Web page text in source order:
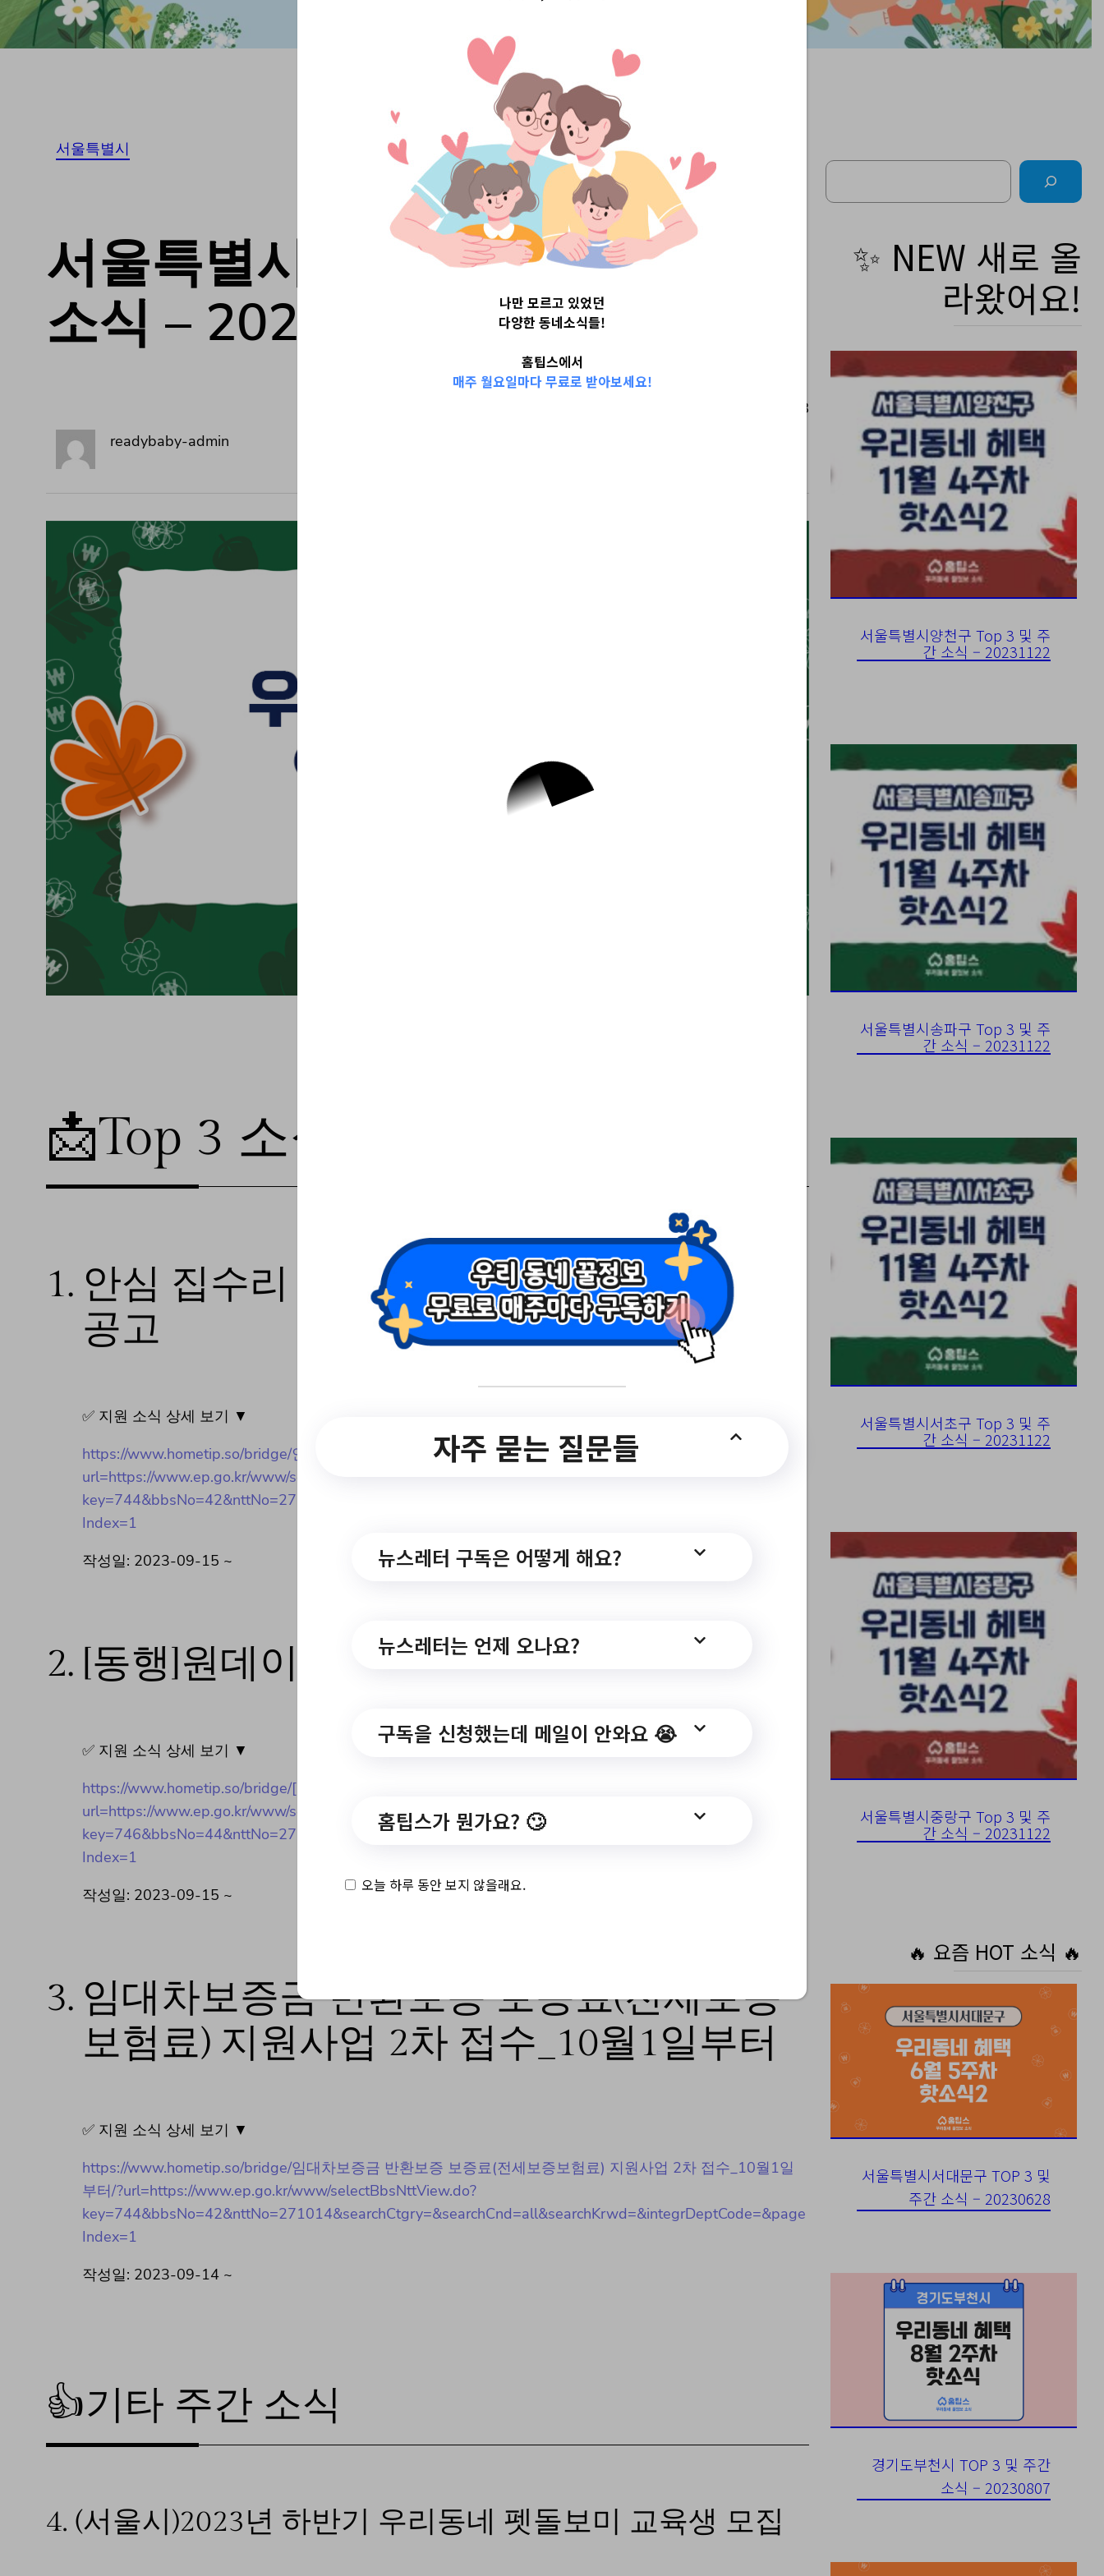
서울특별시
서울특별시은평구 Top 3 및 주간
소식 – 20230918
2023-09-18
readybaby-admin
📩Top 3 소식❕
1. 안심 집수리 보조사업 3차 참여자 모집 재
공고
✅ 지원 소식 상세 보기 ▼
https://www.hometip.so/bridge/안심 집수리 보조사업 3차 참여자 모집 재공고/?
url=https://www.ep.go.kr/www/selectBbsNttView.do?
key=744&bbsNo=42&nttNo=271077&searchCtgry=&searchCnd=all&searchKrwd=&integrDeptCode=&page
Index=1
작성일: 2023-09-15 ~
2. [동행]원데이 체험 프로그램
✅ 지원 소식 상세 보기 ▼
https://www.hometip.so/bridge/[동행]원데이 체험 프로그램/?
url=https://www.ep.go.kr/www/selectBbsNttView.do?
key=746&bbsNo=44&nttNo=271069&searchCtgry=&searchCnd=all&searchKrwd=&integrDeptCode=&page
Index=1
작성일: 2023-09-15 ~
3. 임대차보증금 반환보증 보증료(전세보증
보험료) 지원사업 2차 접수_10월1일부터
✅ 지원 소식 상세 보기 ▼
https://www.hometip.so/bridge/임대차보증금 반환보증 보증료(전세보증보험료) 지원사업 2차 접수_10월1일
부터/?url=https://www.ep.go.kr/www/selectBbsNttView.do?
key=744&bbsNo=42&nttNo=271014&searchCtgry=&searchCnd=all&searchKrwd=&integrDeptCode=&page
Index=1
작성일: 2023-09-14 ~
👍기타 주간 소식
4. (서울시)2023년 하반기 우리동네 펫돌보미 교육생 모집
Search
✨ NEW 새로 올
라왔어요!
서울특별시양천구 Top 3 및 주
간 소식 – 20231122
서울특별시송파구 Top 3 및 주
간 소식 – 20231122
서울특별시서초구 Top 3 및 주
간 소식 – 20231122
서울특별시중랑구 Top 3 및 주
간 소식 – 20231122
🔥 요즘 HOT 소식 🔥
서울특별시서대문구 TOP 3 및
주간 소식 – 20230628
경기도부천시 TOP 3 및 주간
소식 – 20230807
나만 모르고 있었던
다양한 동네소식들!
홈팁스에서
매주 월요일마다 무료로 받아보세요!
자주 묻는 질문들
뉴스레터 구독은 어떻게 해요?
뉴스레터는 언제 오나요?
구독을 신청했는데 메일이 안와요 😭
홈팁스가 뭔가요? 🙄
오늘 하루 동안 보지 않을래요.